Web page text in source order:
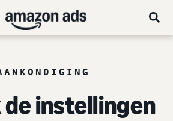
instellingen